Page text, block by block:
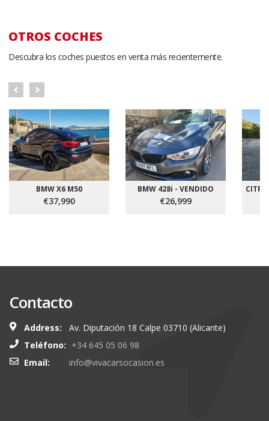
OTROS COCHES
Descubra los coches puestos en venta más recientemente.
BMW X6 M50
€37,990
BMW 428i - VENDIDO
€26,999
Contacto
Address:
Av. Diputación 18 Calpe 03710 (Alicante)
Teléfono: +34 645 05 06 98
Email:
info@vivacarsocasion.es